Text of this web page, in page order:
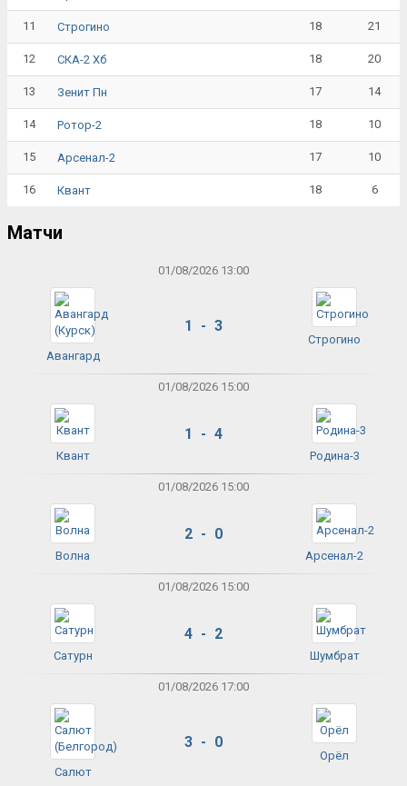
11 Строгино 18 21
12 СКА-2 Хб 18 20
13 Зенит Пн 17 14
14 Ротор-2 18 10
15 Арсенал-2 17 10
16 Квант 18 6
Матчи
01/08/2026 13:00
Авангард
1 - 3
Строгино
01/08/2026 15:00
Квант
1 - 4
Родина-3
01/08/2026 15:00
Волна
2 - 0
Арсенал-2
01/08/2026 15:00
Сатурн
4 - 2
Шумбрат
01/08/2026 17:00
Салют
3 - 0
Орёл